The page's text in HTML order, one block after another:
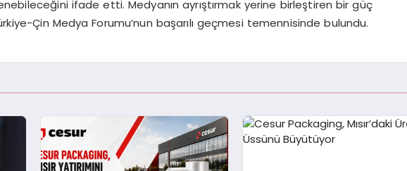
ifade etti. Medyanın ayrıştırmak yerine birleştiren bir güç
Çin Medya Forumu’nun başarılı geçmesi temennisinde bulundu.